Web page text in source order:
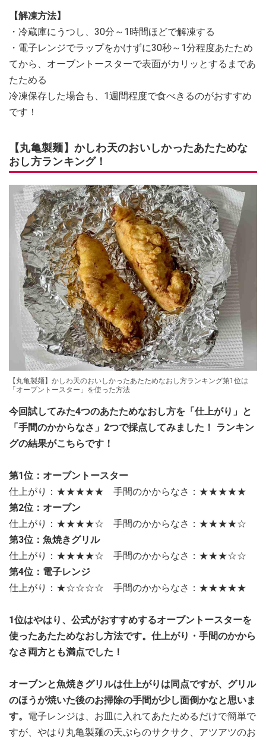
【解凍方法】
・冷蔵庫にうつし、30分～1時間ほどで解凍する
・電子レンジでラップをかけずに30秒～1分程度あたため
てから、オーブントースターで表面がカリッとするまであ
たためる
冷凍保存した場合も、1週間程度で食べきるのがおすすめ
です！
【丸亀製麺】かしわ天のおいしかったあたためな
おし方ランキング！
【丸亀製麺】かしわ天のおいしかったあたためなおし方ランキング第1位は
「オーブントースター」を使った方法
今回試してみた4つのあたためなおし方を「仕上がり」と
「手間のかからなさ」2つで採点してみました！ ランキン
グの結果がこちらです！
第1位：オーブントースター
仕上がり：★★★★★ 手間のかからなさ：★★★★★
第2位：オーブン
仕上がり：★★★★☆ 手間のかからなさ：★★★★☆
第3位：魚焼きグリル
仕上がり：★★★★☆ 手間のかからなさ：★★★☆☆
第4位：電子レンジ
仕上がり：★☆☆☆☆ 手間のかからなさ：★★★★★
1位はやはり、公式がおすすめするオーブントースターを
使ったあたためなおし方法です。 仕上がり・手間のかから
なさ両方とも満点でした！
オーブンと魚焼きグリルは仕上がりは同点ですが、グリル
のほうが焼いた後のお掃除の手間が少し面倒かなと思いま
す。 電子レンジは、お皿に入れてあたためるだけで簡単で
すが、やはり丸亀製麺の天ぷらのサクサク、アツアツのお